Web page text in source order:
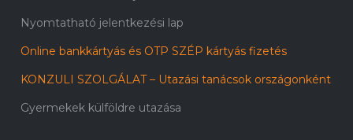
Nyomtatható jelentkezési lap
Online bankkártyás és OTP SZÉP kártyás fizetés
KONZULI SZOLGÁLAT – Utazási tanácsok országonként
Gyermekek külföldre utazása